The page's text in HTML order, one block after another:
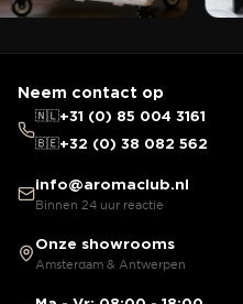
Neem contact op
🇳🇱+31 (0) 85 004 3161
🇧🇪+32 (0) 38 082 562
info@aromaclub.nl
Binnen 24 uur reactie
Onze showrooms
Amsterdam & Antwerpen